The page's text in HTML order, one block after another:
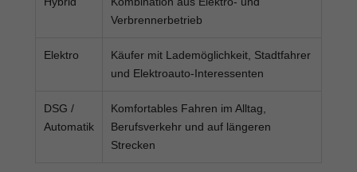
Verbrennerbetrieb
Elektro
Käufer mit Lademöglichkeit, Stadtfahrer
und Elektroauto-Interessenten
DSG /
Automatik
Komfortables Fahren im Alltag,
Berufsverkehr und auf längeren
Strecken